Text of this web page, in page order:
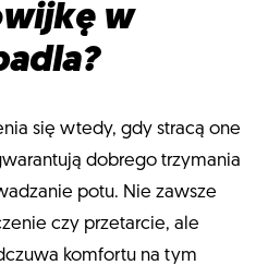
w
się wtedy, gdy stracą one
dobrego trzymania
potu. Nie zawsze
czy przetarcie, ale
komfortu na tym